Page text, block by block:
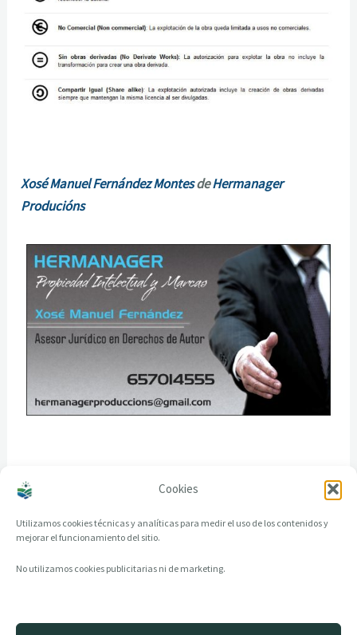
Cookies
Utilizamos cookies técnicas y analíticas para medir el uso de los contenidos y
mejorar el funcionamiento del sitio.
No utilizamos cookies publicitarias ni de marketing.
Xosé Manuel Fernández MontesdeHermanager
Producións